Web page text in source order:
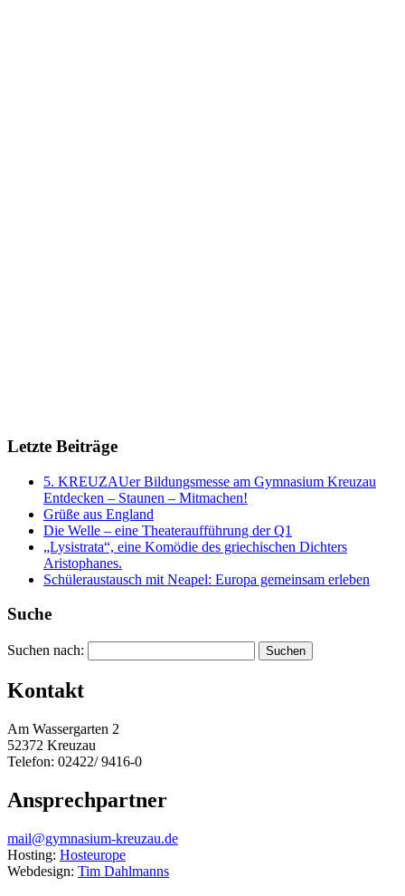
Letzte Beiträge
5. KREUZAUer Bildungsmesse am Gymnasium Kreuzau
Entdecken – Staunen – Mitmachen!
Grüße aus England
Die Welle – eine Theateraufführung der Q1
„Lysistrata“, eine Komödie des griechischen Dichters
Aristophanes.
Schüleraustausch mit Neapel: Europa gemeinsam erleben
Suche
Suchen nach:
Kontakt
Am Wassergarten 2
52372 Kreuzau
Telefon: 02422/ 9416-0
Ansprechpartner
mail@gymnasium-kreuzau.de
Hosting: Hosteurope
Webdesign: Tim Dahlmanns